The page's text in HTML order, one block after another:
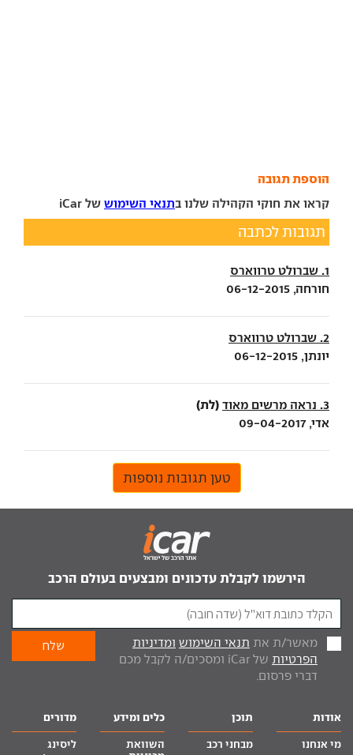
הוספת תגובה
קראו את חוקי הקהילה שלנו בתנאי השימוש של iCar
תגובות לכתבה
1. שברולט טרווארס
חורחה, 06-12-2015
2. שברולט טרווארס
יונתן, 06-12-2015
3. נראה מרשים מאוד (לת)
אדי, 09-04-2017
טען תגובות נוספות
הירשמו לקבלת עדכונים ומבצעים בעולם הרכב
מאשר/ת את תנאי השימוש ומדיניות
הפרטיות
של iCar ומסכים/ה לקבל מכם
דברי פרסום.
אודות
מי אנחנו
תוכן
מבחני רכב
כלים ומידע
השוואת
מדורים
ליסינג